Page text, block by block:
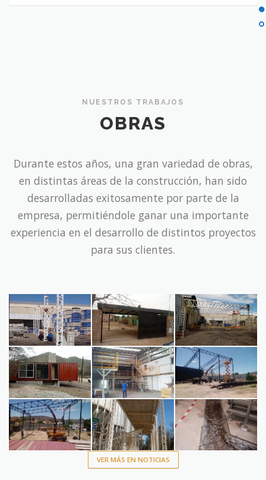
NUESTROS TRABAJOS
OBRAS
Durante estos años, una gran variedad de obras,
en distintas áreas de la construcción, han sido
desarrolladas exitosamente por parte de la
empresa, permitiéndole ganar una importante
experiencia en el desarrollo de distintos proyectos
para sus clientes.
VER MÁS EN NOTICIAS